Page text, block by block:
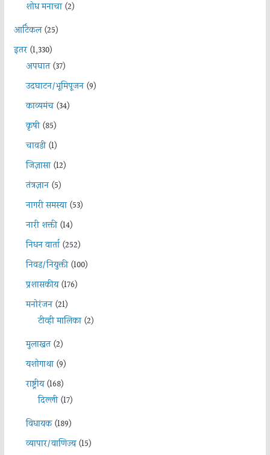
शोध मनाचा(2)
आर्टिकल(25)
इतर(1,330)
अपघात(37)
उदघाटन/भूमिपूजन(9)
काव्यमंच(34)
कृषी(85)
चावडी(1)
जिज्ञासा(12)
तंत्रज्ञान(5)
नागरी समस्या(53)
नारी शक्ती(14)
निधन वार्ता(252)
निवड/नियुक्ती(100)
प्रशासकीय(176)
मनोरंजन(21)
टीव्ही मालिका(2)
मुलाखत(2)
यशोगाथा(9)
राष्ट्रीय(168)
दिल्ली(17)
विधायक(189)
व्यापार/वाणिज्य(15)